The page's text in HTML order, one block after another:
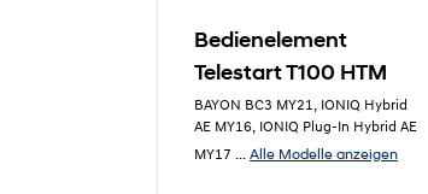
Bedienelement
Telestart T100 HTM
BAYON BC3 MY21, IONIQ Hybrid
AE MY16, IONIQ Plug-In Hybrid AE
MY17 ... Alle Modelle anzeigen